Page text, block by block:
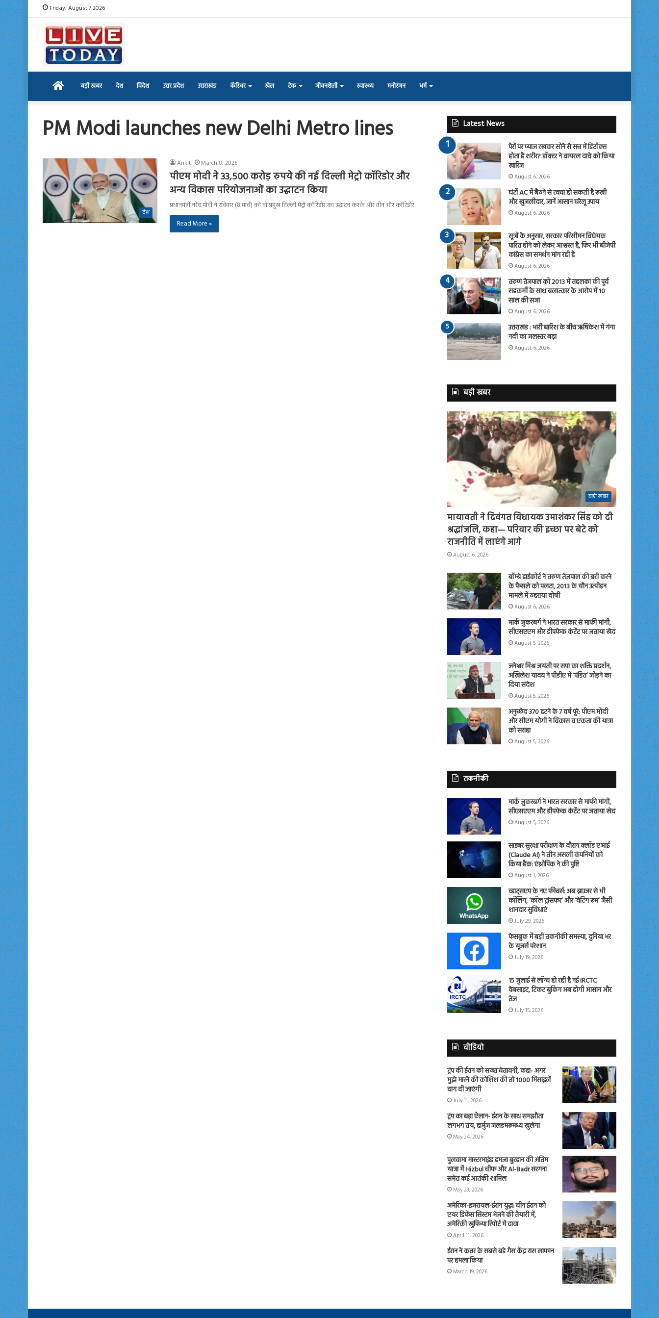
Friday, August 7 2026
Home बड़ी खबर देश विदेश उत्तर प्रदेश उत्तराखंड कॅरिअर खेल टेक जीवनशैली स्वास्थ्य मनोरंजन धर्म
PM Modi launches new Delhi Metro lines
देश
Ankit March 8, 2026
पीएम मोदी ने 33,500 करोड़ रुपये की नई दिल्ली मेट्रो कॉरिडोर और
अन्य विकास परियोजनाओं का उद्घाटन किया
प्रधानमंत्री नरेंद्र मोदी ने रविवार (8 मार्च) को दो प्रमुख दिल्ली मेट्रो कॉरिडोर का उद्घाटन करके और तीन और कॉरिडोर…
Read More »
Latest News
पैरों पर प्याज रखकर सोने से सच में डिटॉक्स
होता है शरीर? डॉक्टर ने वायरल दावे को किया
खारिज
August 6, 2026
घंटों AC में बैठने से त्वचा हो सकती है रूखी
और खुजलीदार, जानें आसान घरेलू उपाय
August 6, 2026
सूत्रों के अनुसार, सरकार परिसीमन विधेयक
पारित होने को लेकर आश्वस्त है, फिर भी बीजेपी
कांग्रेस का समर्थन मांग रही है
August 6, 2026
तरुण तेजपाल को 2013 में तहलका की पूर्व
सहकर्मी के साथ बलात्कार के आरोप में 10
साल की सजा
August 6, 2026
उत्तराखंड : भारी बारिश के बीच ऋषिकेश में गंगा
नदी का जलस्तर बढ़ा
August 6, 2026
बड़ी खबर
बड़ी खबर
मायावती ने दिवंगत विधायक उमाशंकर सिंह को दी
श्रद्धांजलि, कहा— परिवार की इच्छा पर बेटे को
राजनीति में लाएंगे आगे
August 6, 2026
बॉम्बे हाईकोर्ट ने तरुण तेजपाल की बरी करने
के फैसले को पलटा, 2013 के यौन उत्पीड़न
मामले में ठहराया दोषी
August 6, 2026
मार्क जुकरबर्ग ने भारत सरकार से माफी मांगी,
सीएसएएम और डीपफेक कंटेंट पर जताया खेद
August 5, 2026
जनेश्वर मिश्र जयंती पर सपा का शक्ति प्रदर्शन,
अखिलेश यादव ने पीडीए में ‘पंडित’ जोड़ने का
दिया संदेश
August 5, 2026
अनुच्छेद 370 हटने के 7 वर्ष पूरे: पीएम मोदी
और सीएम योगी ने विकास व एकता की यात्रा
को सराहा
August 5, 2026
तकनीकी
मार्क जुकरबर्ग ने भारत सरकार से माफी मांगी,
सीएसएएम और डीपफेक कंटेंट पर जताया खेद
August 5, 2026
साइबर सुरक्षा परीक्षण के दौरान क्लॉड एआई
(Claude AI) ने तीन असली कंपनियों को
किया हैक: एंथ्रोपिक ने की पुष्टि
August 1, 2026
व्हाट्सएप के नए फीचर्स: अब ब्राउजर से भी
कॉलिंग, ‘कॉल ट्रांसफर’ और ‘वेटिंग रूम’ जैसी
शानदार सुविधाएं
July 29, 2026
फेसबुक में बड़ी तकनीकी समस्या, दुनिया भर
के यूजर्स परेशान
July 19, 2026
15 जुलाई से लॉन्च हो रही है नई IRCTC
वेबसाइट, टिकट बुकिंग अब होगी आसान और
तेज
July 15, 2026
वीडियो
ट्रंप की ईरान को सख्त चेतावनी, कहा- अगर
मुझे मारने की कोशिश की तो 1000 मिसाइलें
दाग दी जाएंगी
July 11, 2026
ट्रंप का बड़ा ऐलान- ईरान के साथ समझौता
लगभग तय, हार्मुज जलडमरूमध्य खुलेगा
May 24, 2026
पुलवामा मास्टरमाइंड हमजा बुरहान की अंतिम
यात्रा में Hizbul चीफ और Al-Badr सरगना
समेत कई आतंकी शामिल
May 23, 2026
अमेरिका-इजरायल-ईरान युद्ध: चीन ईरान को
एयर डिफेंस सिस्टम भेजने की तैयारी में,
अमेरिकी खुफिया रिपोर्ट में दावा
April 11, 2026
ईरान ने कतर के सबसे बड़े गैस केंद्र रास लाफान
पर हमला किया
March 19, 2026